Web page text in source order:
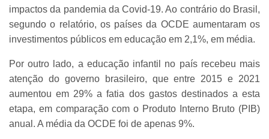
impactos da pandemia da Covid-19. Ao contrário do Brasil,
segundo o relatório, os países da OCDE aumentaram os
investimentos públicos em educação em 2,1%, em média.
Por outro lado, a educação infantil no país recebeu mais
atenção do governo brasileiro, que entre 2015 e 2021
aumentou em 29% a fatia dos gastos destinados a esta
etapa, em comparação com o Produto Interno Bruto (PIB)
anual. A média da OCDE foi de apenas 9%.